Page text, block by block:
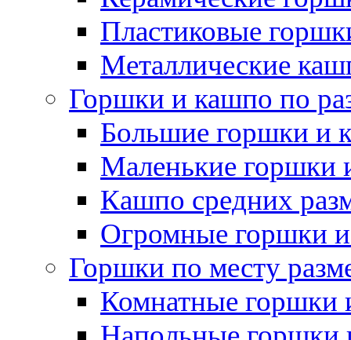
Пластиковые
Металлические
Горшки и кашпо по
Большие горшки и
Маленькие горшки
Кашпо средних
Огромные горшки
Горшки по месту
Комнатные горшки